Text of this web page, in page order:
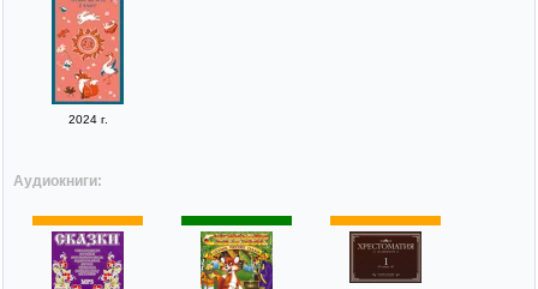
2024 г.
Аудиокниги: